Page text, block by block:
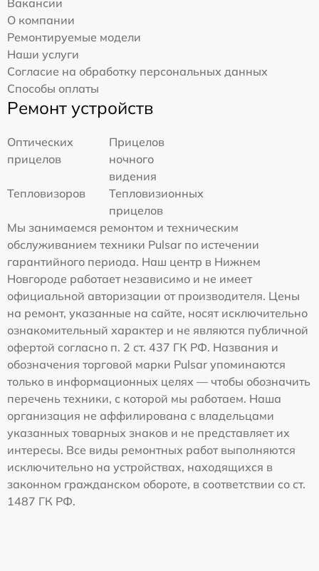
О компании
Ремонтируемые модели
Наши услуги
Согласие на обработку персональных данных
Способы оплаты
Ремонт устройств
Оптических
прицелов
Прицелов
ночного
видения
Тепловизоров
Тепловизионных
прицелов
Мы занимаемся ремонтом и техническим
обслуживанием техники Pulsar по истечении
гарантийного периода. Наш центр в Нижнем
Новгороде работает независимо и не имеет
официальной авторизации от производителя. Цены
на ремонт, указанные на сайте, носят исключительно
ознакомительный характер и не являются публичной
офертой согласно п. 2 ст. 437 ГК РФ. Названия и
обозначения торговой марки Pulsar упоминаются
только в информационных целях — чтобы обозначить
перечень техники, с которой мы работаем. Наша
организация не аффилирована с владельцами
указанных товарных знаков и не представляет их
интересы. Все виды ремонтных работ выполняются
исключительно на устройствах, находящихся в
законном гражданском обороте, в соответствии со ст.
1487 ГК РФ.